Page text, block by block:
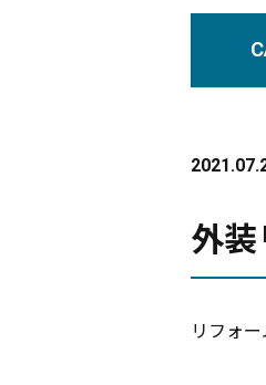
外
リフォ